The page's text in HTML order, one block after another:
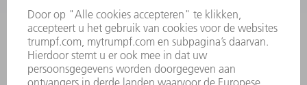
JAARVERSLAG
BEDRIJFSPRINCIPES
COMPLIANCE
KLOKKENLUIDERSYSTEEM
BEVEILIGING
PERSBERICHTEN